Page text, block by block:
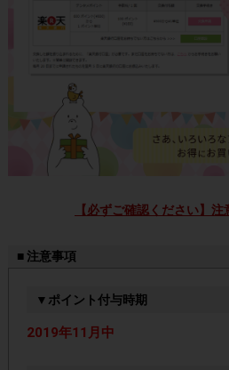
【必ずご確認ください】注
■ 注意事項
▼ポイント付与時期
2019年11月中